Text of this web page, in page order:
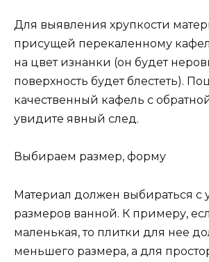
Для выявления хрупкости
присущей перекаленному
на цвет изнанки (он будет
поверхность будет блестеть).
качественный кафель с
увидите явный след.
Выбираем размер, форму
Материал должен выбираться с
размеров ванной. К примеру,
маленькая, то плитки для нее
меньшего размера, а для